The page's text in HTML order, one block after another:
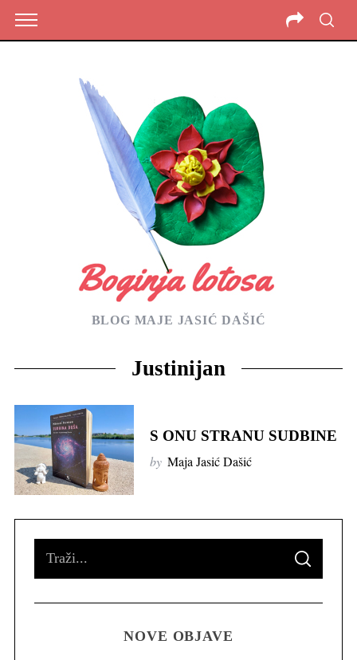
BLOG MAJE JASIĆ DAŠIĆ
Justinijan
S ONU STRANU SUDBINE
by Maja Jasić Dašić
S
A
C
NOVE OBJAVE